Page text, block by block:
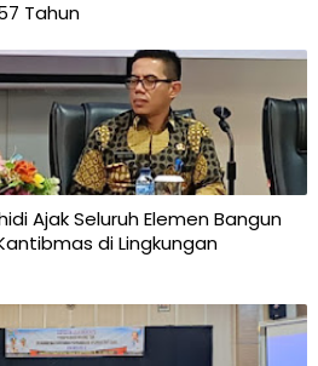
Tahun
Ajak Seluruh Elemen Bangun
di Lingkungan